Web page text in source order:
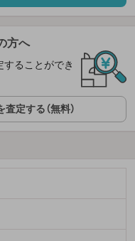
方へ
ることができ
定する（無料）